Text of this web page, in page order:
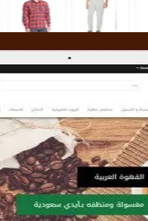
تصميم متجر الكاجو
التفاصيل